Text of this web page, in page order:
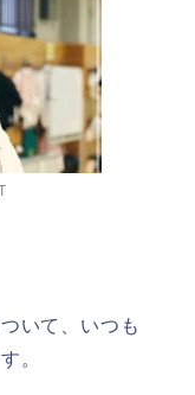
いて、いつも
。